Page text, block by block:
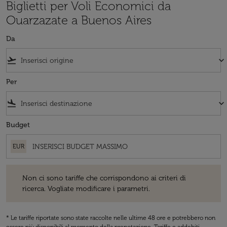
Biglietti per Voli Economici da
Ouarzazate a Buenos Aires
Da
flight_takeoff keyboard_arrow_down
Per
flight_land keyboard_arrow_down
Budget
EUR
Non ci sono tariffe che corrispondono ai criteri di
ricerca. Vogliate modificare i parametri.
* Le tariffe riportate sono state raccolte nelle ultime 48 ore e potrebbero non